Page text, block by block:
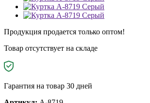
Продукция продается только оптом!
Товар отсутствует на складе
Гарантия на товар 30 дней